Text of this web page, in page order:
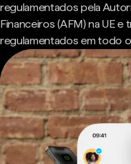
regulamentados pela
Financeiros (AFM) na UE
regulamentados em todo